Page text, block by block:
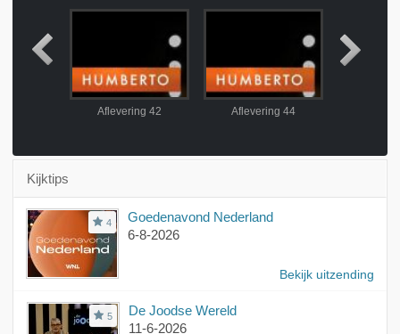
Aflevering 42 Aflevering 44
Kijktips
4
Goedenavond Nederland
6-8-2026
Bekijk uitzending
5
De Joodse Wereld
11-6-2026